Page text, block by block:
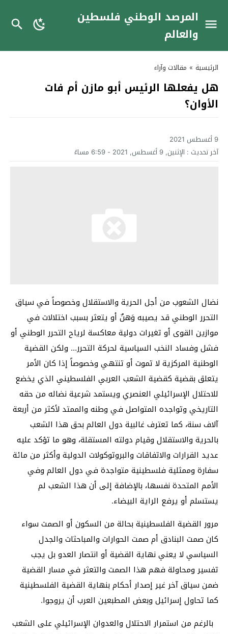
المرصد الوطني فلسطين
والعالم
الرئيسية » مقالات وآراء
هل يفعلها الرئيس أبو مازن أم فات
الأوان؟
9 أغسطس 2021
آخر تحديث : الإثنين, 9 أغسطس, 2021 - 6:59 مساءً
نضال الشعوب من أجل الحرية والاستقلال وخصوصاً في سياق
التحرر الوطني قد يصيبه وَهنٌ أو يتعثر بسبب اختلالات في
موازين القوى أو تغيرات دولية معاكسة لرياح التحرر الوطني أو
فشل وفساد النخب السياسية لحركة التحرر… ولكن القضية
الوطنية المركزية لا تموت أو تنتهي وخصوصاً إذا كان الأمر
يتعلق بقضية كقضية الشعب العربي الفلسطيني الذي يخضع
للاحتلال الإسرائيلي العنصري ويستمد شرعية نضاله من حقه
التاريخي وتواجده المتواصل في وطنه والممتد لأكثر من أربعة
آلاف سنة، كما تعترف غالبية دول العالم بحق هذا الشعب
بالحرية والاستقلال وقيام دولته المستقلة، وهو ما تؤكد عليه
عديد القرارات والاتفاقات والبروتوكولات الدولية وأكثر من مائة
سفارة وممثلية فلسطينية متواجدة في دول العالم وفي
الأمم المتحدة نفسها، بالإضافة إلى أن هذا الشعب لم
يستسلم أو يرفع الراية البيضاء.
مرور القضية الفلسطينية بحالة من السكون أو الصمت سواء
كان صمت البنادق أم صمت الحوارات والمباحثات والجدل
السياسي لا يعني نهاية القضية أو انتصار العدو بل يجب
تفسير ومحاولة فهم هذا الصمت والتعثر في مسار القضية
ضمن سياق آخر غير إصدار أحكام بنهاية القضية الفلسطينية
كما تحاول إسرائيل وبعض المطبعين العرب أن يروجوا.
بالرغم من استمرار الاحتلال والعدوان الإسرائيلي على الشعب